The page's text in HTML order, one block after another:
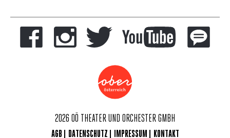
2026 OÖ THEATER UND ORCHESTER GMBH
AGB DATENSCHUTZ IMPRESSUM KONTAKT